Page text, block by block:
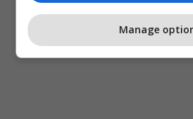
Manage